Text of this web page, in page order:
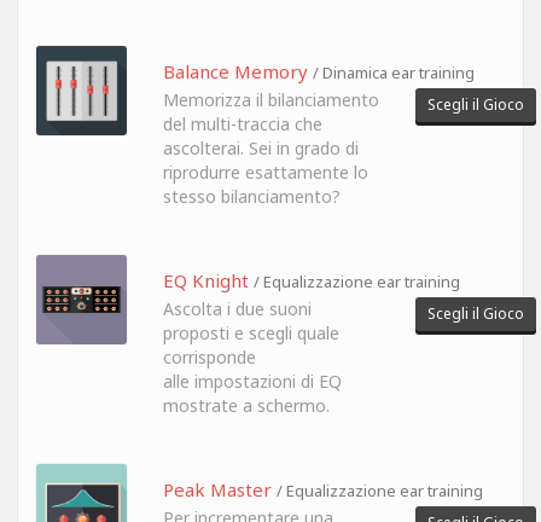
Balance Memory / Dinamica ear training
Memorizza il bilanciamento
del multi-traccia che
ascolterai. Sei in grado di
riprodurre esattamente lo
stesso bilanciamento?
Scegli il Gioco
EQ Knight / Equalizzazione ear training
Ascolta i due suoni
proposti e scegli quale
corrisponde
alle impostazioni di EQ
mostrate a schermo.
Scegli il Gioco
Peak Master / Equalizzazione ear training
Per incrementare una